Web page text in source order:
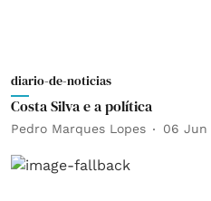
diario-de-noticias
Costa Silva e a política
Pedro Marques Lopes 06 Jun